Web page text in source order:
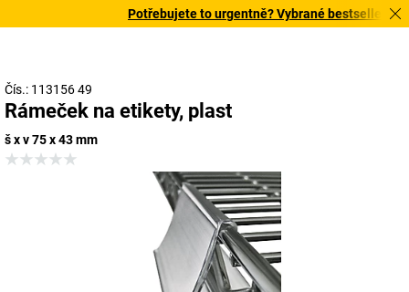
Potřebujete to urgentně? Vybrané bestsellery
Čís.: 113156 49
Rámeček na etikety, plast
š x v 75 x 43 mm